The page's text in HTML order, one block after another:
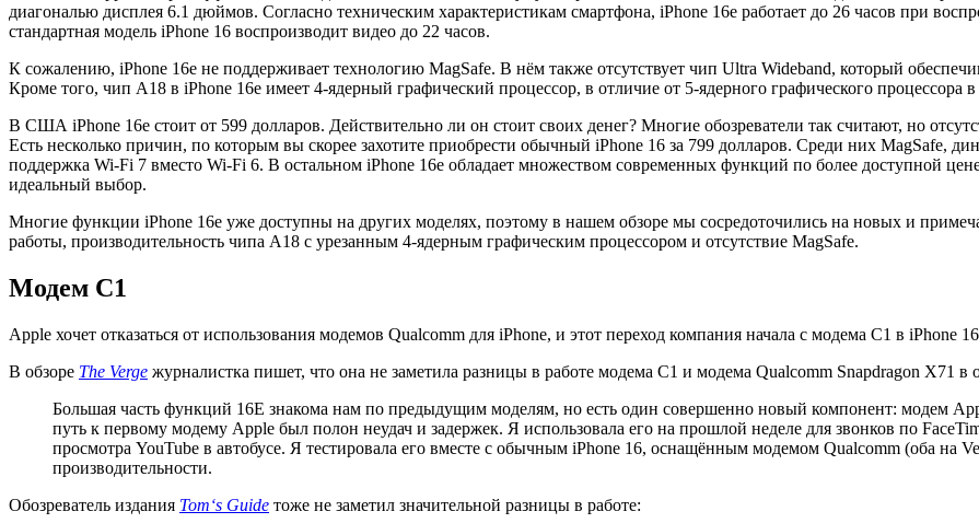
диагональю дисплея 6.1 дюймов. Согласно техническим характеристикам смартфона, iPhone 16e работает до 26 часов при
стандартная модель iPhone 16 воспроизводит видео до 22 часов.
К сожалению, iPhone 16e не поддерживает технологию MagSafe. В нём также отсутствует чип Ultra Wideband, который
Кроме того, чип A18 в iPhone 16e имеет 4-ядерный графический процессор, в отличие от 5-ядерного графического процессора
В США iPhone 16e стоит от 599 долларов. Действительно ли он стоит своих денег? Многие обозреватели так считают, но
Есть несколько причин, по которым вы скорее захотите приобрести обычный iPhone 16 за 799 долларов. Среди них MagSafe,
поддержка Wi-Fi 7 вместо Wi-Fi 6. В остальном iPhone 16e обладает множеством современных функций по более доступной
идеальный выбор.
Многие функции iPhone 16e уже доступны на других моделях, поэтому в нашем обзоре мы сосредоточились на новых и
работы, производительность чипа A18 с урезанным 4-ядерным графическим процессором и отсутствие MagSafe.
Модем C1
Apple хочет отказаться от использования модемов Qualcomm для iPhone, и этот переход компания начала с модема C1 в iPhone
В обзоре The Verge журналистка пишет, что она не заметила разницы в работе модема C1 и модема Qualcomm Snapdragon X71 в
Большая часть функций 16E знакома нам по предыдущим моделям, но есть один совершенно новый компонент: модем
путь к первому модему Apple был полон неудач и задержек. Я использовала его на прошлой неделе для звонков по
просмотра YouTube в автобусе. Я тестировала его вместе с обычным iPhone 16, оснащённым модемом Qualcomm (оба на
производительности.
Обозреватель издания Tom‘s Guide тоже не заметил значительной разницы в работе: